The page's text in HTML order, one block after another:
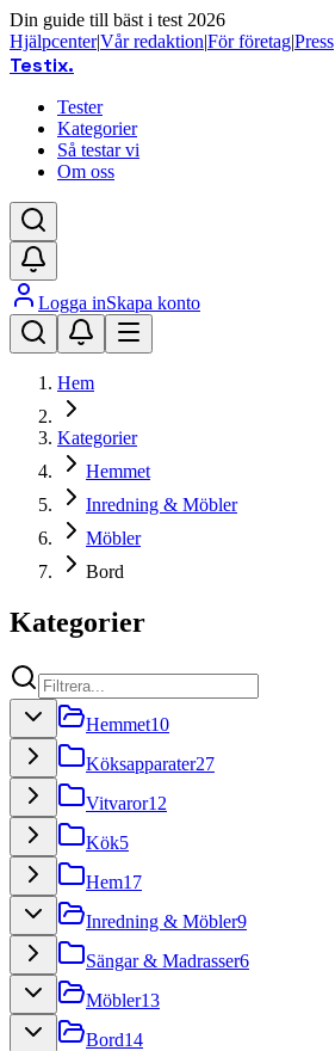
Din guide till bäst i test 2026
Hjälpcenter|Vår redaktion|För företag|Press
Testix.
Tester
Kategorier
Så testar vi
Om oss
Logga inSkapa konto
Hem
Kategorier
Hemmet
Inredning & Möbler
Möbler
Bord
Kategorier
Hemmet10
Köksapparater27
Vitvaror12
Kök5
Hem17
Inredning & Möbler9
Sängar & Madrasser6
Möbler13
Bord14